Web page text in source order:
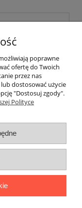
)
NOVATEK
i reklamacje
(woj. lubelskie)|
poprawne
ofertę do Twoich
przez nas
dostosować użycie
"Dostosuj zgody".
Polityce